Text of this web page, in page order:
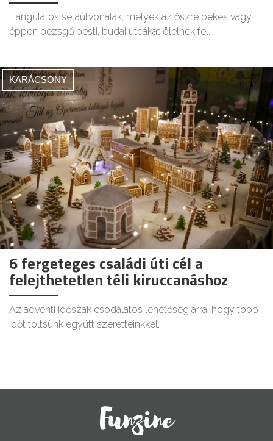
Hangulatos sétaútvonalak, melyek az őszre békés vagy
éppen pezsgő pesti, budai utcákat ölelnek fel.
KARÁCSONY
6 fergeteges családi úti cél a
felejthetetlen téli kiruccanáshoz
Az adventi időszak csodálatos lehetőség arra, hogy több
időt töltsünk együtt szeretteinkkel.